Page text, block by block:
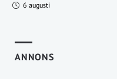
6 augusti
ANNONS